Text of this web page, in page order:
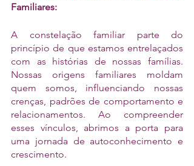
Familiares:
A constelação familiar parte do
princípio de que estamos entrelaçados
com as histórias de nossas famílias.
Nossas origens familiares moldam
quem somos, influenciando nossas
crenças, padrões de comportamento e
relacionamentos. Ao compreender
esses vínculos, abrimos a porta para
uma jornada de autoconhecimento e
crescimento.